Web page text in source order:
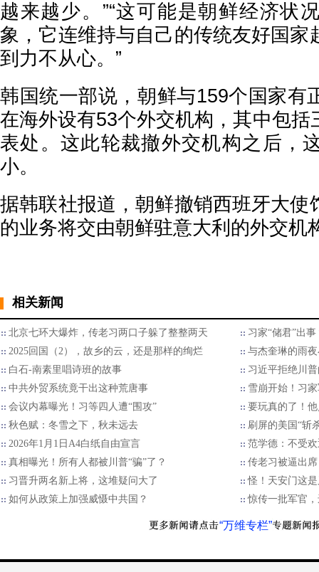
越来越少。”“这可能是朝鲜经济状
象，它连维持与自己的传统友好国家
到力不从心。”
韩国统一部说，朝鲜与159个国家有
在海外设有53个外交机构，其中包括
表处。这此轮裁撤外交机构之后，
小。
据韩联社报道，朝鲜撤销西班牙大使
的业务将交由朝鲜驻意大利的外交机
相关新闻
北京七环大爆炸，传老习两口子躲了整整两天
习家“储君”出
2025回国（2），故乡的云，还是那样的绚烂
与杰奎琳的雨
白石-南素里唱诗班的故事
习近平拒绝川普
中共外贸系统竟干出这种荒唐事
雪崩开始！习
会议内幕曝光！习等四人遭“围攻”
要玩真的了！
秋色赋：冬雪之下，秋未远去
刷屏的美国“斩
2026年1月1日A4白纸自由宣言
范学德：不受
真相曝光！所有人都被川普“骗”了？
传老习被逼出
习晋升两名新上将，这堆疑问大了
怪！天安门这
如何从政策上加强威慑中共国？
惊传一批军官
“万维专栏”